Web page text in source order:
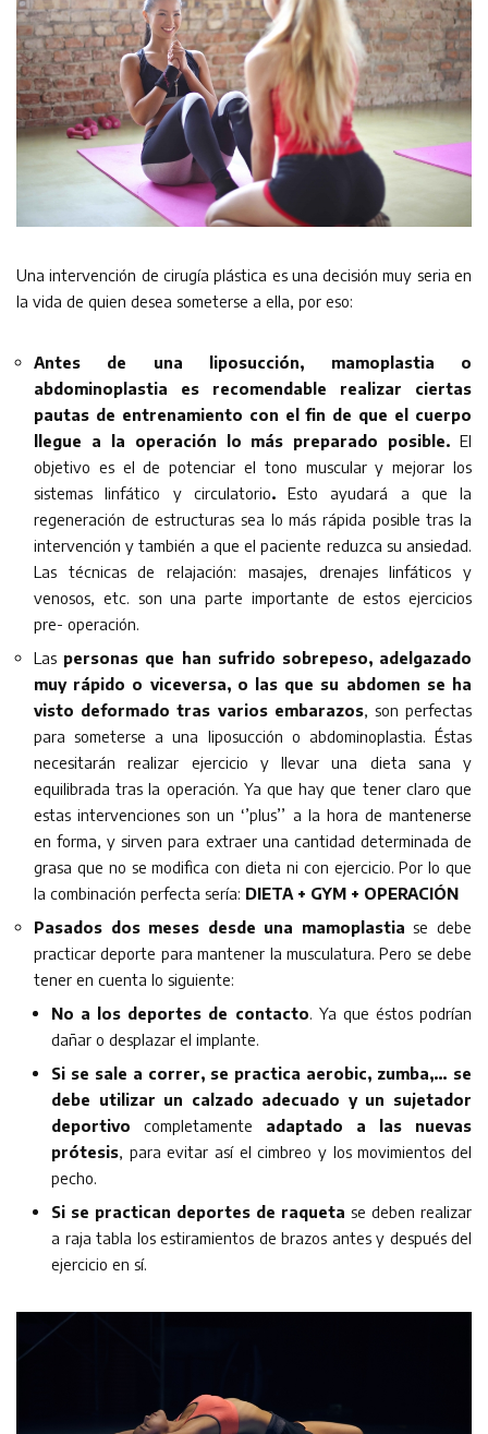
Una intervención de cirugía plástica es una decisión muy seria en
la vida de quien desea someterse a ella, por eso:
Antes de una liposucción, mamoplastia o
abdominoplastia es recomendable realizar ciertas
pautas de entrenamiento con el fin de que el cuerpo
llegue a la operación lo más preparado posible. El
objetivo es el de potenciar el tono muscular y mejorar los
sistemas linfático y circulatorio.Esto ayudará a que la
regeneración de estructuras sea lo más rápida posible tras la
intervención y también a que el paciente reduzca su ansiedad.
Las técnicas de relajación: masajes, drenajes linfáticos y
venosos, etc. son una parte importante de estos ejercicios
pre- operación.
Las personas que han sufrido sobrepeso, adelgazado
muy rápido o viceversa, o las que su abdomen se ha
visto deformado tras varios embarazos, son perfectas
para someterse a una liposucción o abdominoplastia. Éstas
necesitarán realizar ejercicio y llevar una dieta sana y
equilibrada tras la operación. Ya que hay que tener claro que
estas intervenciones son un ‘’plus’’ a la hora de mantenerse
en forma, y sirven para extraer una cantidad determinada de
grasa que no se modifica con dieta ni con ejercicio. Por lo que
la combinación perfecta sería: DIETA + GYM + OPERACIÓN
Pasados dos meses desde una mamoplastia se debe
practicar deporte para mantener la musculatura. Pero se debe
tener en cuenta lo siguiente:
No a los deportes de contacto. Ya que éstos podrían
dañar o desplazar el implante.
Si se sale a correr, se practica aerobic, zumba,… se
debe utilizar un calzado adecuado y un sujetador
deportivo completamente adaptado a las nuevas
prótesis, para evitar así el cimbreo y los movimientos del
pecho.
Si se practican deportes de raqueta se deben realizar
a raja tabla los estiramientos de brazos antes y después del
ejercicio en sí.